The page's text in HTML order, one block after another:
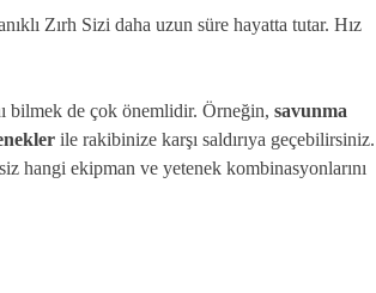
Zırh Sizi daha uzun süre hayatta tutar. Hız
bilmek de çok önemlidir. Örneğin, savunma
ile rakibinize karşı saldırıya geçebilirsiniz.
hangi ekipman ve yetenek kombinasyonlarını